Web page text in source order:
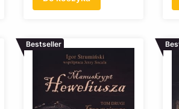
Bestseller